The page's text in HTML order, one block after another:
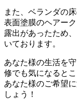
また、ベランダの
表面塗膜のヘアー
露出があったため
いております。
あなた様の生活を
修でも気になると
あなた様のご希望
しょう！